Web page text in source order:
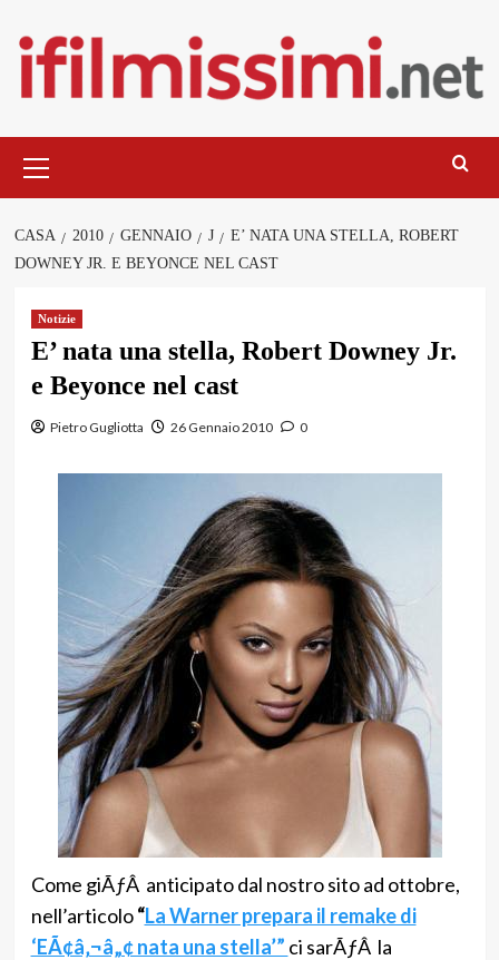
contenuto
principale
CASA 2010 GENNAIO J
E’ NATA UNA STELLA, ROBERT
DOWNEY JR. E BEYONCE NEL CAST
Notizie
E’ nata una stella, Robert Downey Jr.
e Beyonce nel cast
Pietro Gugliotta 26 Gennaio 2010 0
Come giÃƒÂ anticipato dal nostro sito ad ottobre,
nell’articolo“La Warner prepara il remake di
‘EÃ¢â‚¬â„¢ nata una stella’” ci sarÃƒÂ la